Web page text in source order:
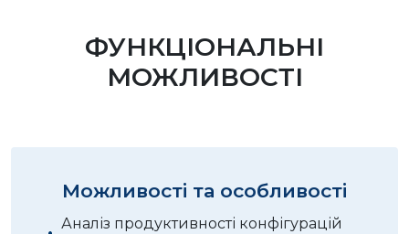
ФУНКЦІОНАЛЬНІ
МОЖЛИВОСТІ
Можливості та особливості
Аналіз продуктивності конфігурацій